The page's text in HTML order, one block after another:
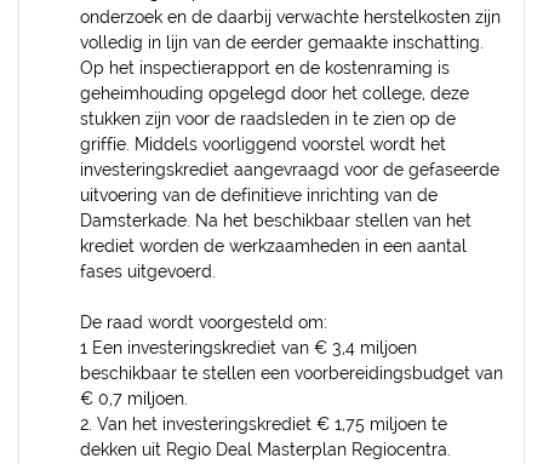
onderzoek en de daarbij verwachte herstelkosten zijn
volledig in lijn van de eerder gemaakte inschatting.
Op het inspectierapport en de kostenraming is
geheimhouding opgelegd door het college, deze
stukken zijn voor de raadsleden in te zien op de
griffie. Middels voorliggend voorstel wordt het
investeringskrediet aangevraagd voor de gefaseerde
uitvoering van de definitieve inrichting van de
Damsterkade. Na het beschikbaar stellen van het
krediet worden de werkzaamheden in een aantal
fases uitgevoerd.
De raad wordt voorgesteld om:
1 Een investeringskrediet van € 3,4 miljoen
beschikbaar te stellen een voorbereidingsbudget van
€ 0,7 miljoen.
2. Van het investeringskrediet € 1,75 miljoen te
dekken uit Regio Deal Masterplan Regiocentra.